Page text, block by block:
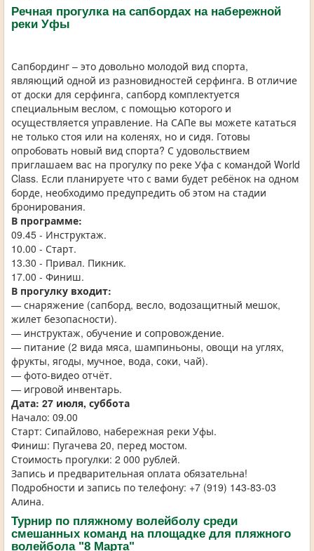
Речная прогулка на сапбордах на набережной
реки Уфы
Сапбординг – это довольно молодой вид спорта,
являющий одной из разновидностей серфинга. В отличие
от доски для серфинга, сапборд комплектуется
специальным веслом, с помощью которого и
осуществляется управление. На САПе вы можете кататься
не только стоя или на коленях, но и сидя. Готовы
опробовать новый вид спорта? С удовольствием
приглашаем вас на прогулку по реке Уфа с командой World
Class. Если планируете что с вами будет ребёнок на одном
борде, необходимо предупредить об этом на стадии
бронирования.
В программе:
09.45 - Инструктаж.
10.00 - Старт.
13.30 - Привал. Пикник.
17.00 - Финиш.
В прогулку входит:
— снаряжение (сапборд, весло, водозащитный мешок,
жилет безопасности).
— инструктаж, обучение и сопровождение.
— питание (2 вида мяса, шампиньоны, овощи на углях,
фрукты, ягоды, мучное, вода, соки, чай).
— фото-видео отчёт.
— игровой инвентарь.
Дата: 27 июля, суббота
Начало: 09.00
Старт: Сипайлово, набережная реки Уфы.
Финиш: Пугачева 20, перед мостом.
Стоимость прогулки: 2 000 рублей.
Запись и предварительная оплата обязательна!
Подробности и запись по телефону: +7 (919) 143-83-03
Алина.
Турнир по пляжному волейболу среди
смешанных команд на площадке для пляжного
волейбола "8 Марта"